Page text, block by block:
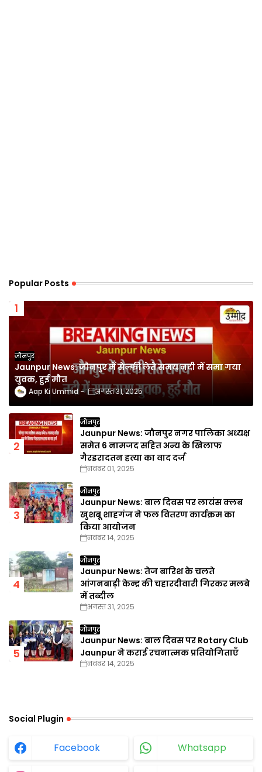
Popular Posts
जौनपुर
Jaunpur News: जौनपुर में सेल्फी लेते समय नदी में समा गया
युवक, हुई मौत
Aap Ki Ummid अगस्त 31, 2025
जौनपुर
Jaunpur News: जौनपुर नगर पालिका अध्यक्ष
समेत 6 नामजद सहित अन्य के खिलाफ
गैरइरादतन हत्या का वाद दर्ज
नवंबर 01, 2025
जौनपुर
Jaunpur News: बाल दिवस पर लायंस क्लब
खुशबू शाहगंज ने फल वितरण कार्यक्रम का
किया आयोजन
नवंबर 14, 2025
जौनपुर
Jaunpur News: तेज बारिश के चलते
आंगनबाड़ी केन्द्र की चहारदीवारी गिरकर मलबे
में तब्दील
अगस्त 31, 2025
जौनपुर
Jaunpur News: बाल दिवस पर Rotary Club
Jaunpur ने कराई रचनात्मक प्रतियोगिताएँ
नवंबर 14, 2025
Social Plugin
Facebook Whatsapp